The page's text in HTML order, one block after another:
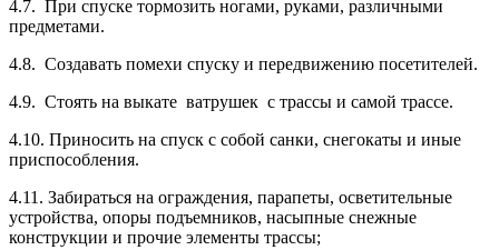
4.7. При спуске тормозить ногами, руками, различными
предметами.
4.8. Создавать помехи спуску и передвижению посетителей.
4.9. Стоять на выкате ватрушек с трассы и самой трассе.
4.10. Приносить на спуск с собой санки, снегокаты и иные
приспособления.
4.11. Забираться на ограждения, парапеты, осветительные
устройства, опоры подъемников, насыпные снежные
конструкции и прочие элементы трассы;